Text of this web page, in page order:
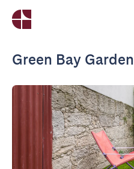
Green Bay Garden